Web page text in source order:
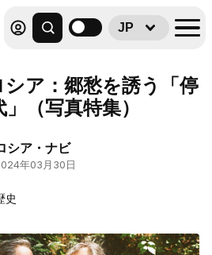
JP
シア：郷愁を誘う「停
（写真特集）
シア・ナビ
年03月30日
史